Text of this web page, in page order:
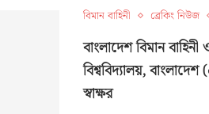
বিমান বাহিনী ব্রেকিং নিউজ
বাংলাদেশ বিমান
বিশ্ববিদ্যালয়,
স্বাক্ষর